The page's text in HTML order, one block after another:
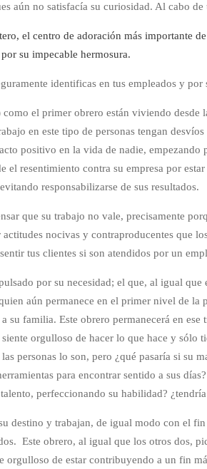
aún no satisfacía su curiosidad. Al cabo
el centro de adoración más importante
su impecable hermosura.
identificas en tus empleados y
el primer obrero están viviendo
en este tipo de personas tengan
positivo en la vida de nadie,
el resentimiento contra su empresa por
responsabilizarse de sus resultados.
que su trabajo no vale, precisamente
nocivas y contraproducentes que
tus clientes si son atendidos por un
por su necesidad; el que, al igual
aún permanece en el primer nivel de
familia. Este obrero permanecerá en
orgulloso de hacer lo que hace y sólo
personas lo son, pero ¿qué pasaría si
para encontrar sentido a sus
perfeccionando su habilidad?
destino y trabajan, de igual modo con el
Este obrero, al igual que los otros dos,
de estar contribuyendo a un fin